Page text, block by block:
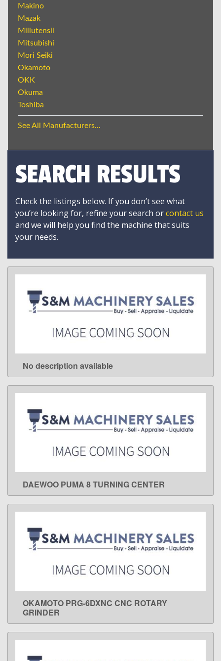
Makino
Mazak
Millutensil
Mitsubishi
Mori Seiki
Okamoto
OKK
Okuma
Toshiba
See All Manufacturers...
SEARCH RESULTS
Check the listings below. If you don’t see what
you’re looking for, refine your search orcontact us
and we will help you find the machine that suits
your needs.
LEARN MORE
No description available
LEARN MORE
DAEWOO PUMA 8 TURNING CENTER
LEARN MORE
OKAMOTO PRG-6DXNC CNC ROTARY
GRINDER